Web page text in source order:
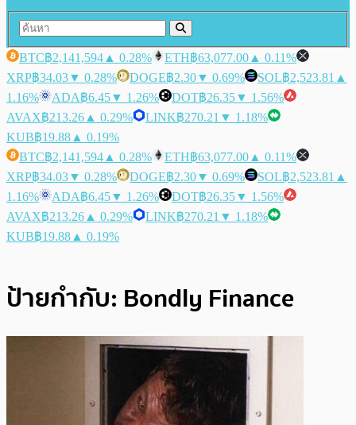
BTC฿2,141,594 ▲ 0.28% ETH฿63,077.00 ▲ 0.11%
XRP฿34.03▼ 0.28% DOGE฿2.30▼ 0.69% SOL฿2,523.81 ▲
1.16%
ADA฿6.45▼ 1.26% DOT฿26.35▼ 1.56%
AVAX฿213.26 ▲ 0.29% LINK฿270.21 ▼ 1.18%
KUB฿19.88 ▲ 0.19%
BTC฿2,141,594 ▲ 0.28% ETH฿63,077.00 ▲ 0.11%
XRP฿34.03▼ 0.28% DOGE฿2.30▼ 0.69% SOL฿2,523.81 ▲
1.16%
ADA฿6.45▼ 1.26% DOT฿26.35▼ 1.56%
AVAX฿213.26 ▲ 0.29% LINK฿270.21 ▼ 1.18%
KUB฿19.88 ▲ 0.19%
ป้ายกำกับ: Bondly Finance